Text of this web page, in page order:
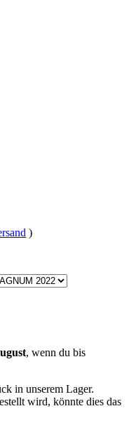
)
, wenn du bis
in unserem Lager.
wird, könnte dies das